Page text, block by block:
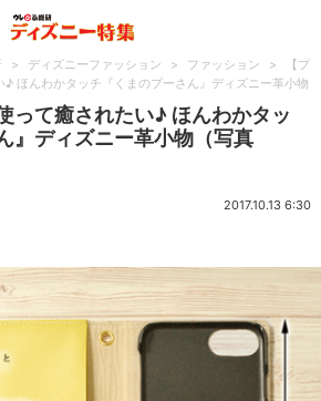
> ディズニーファッション > ファッション >
【プ
ほんわかタッチ『くまのプーさん』ディズニー革小物
って癒されたい♪ ほんわかタッ
』ディズニー革小物（写真
2017.10.13 6:30